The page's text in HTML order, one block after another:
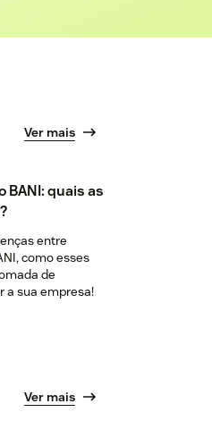
Ver mais
BANI: quais as
entre
como esses
de
a sua empresa!
Ver mais